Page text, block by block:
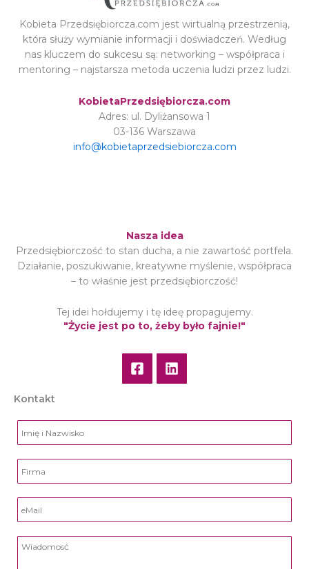
Kobieta Przedsiębiorcza.com jest wirtualną przestrzenią,
która służy wymianie informacji i doświadczeń. Według
nas kluczem do sukcesu są: networking – współpraca i
mentoring – najstarsza metoda uczenia ludzi przez ludzi.
KobietaPrzedsiębiorcza.com
Adres: ul. Dyliżansowa 1
03-136 Warszawa
info@kobietaprzedsiebiorcza.com
Nasza idea
Przedsiębiorczość to stan ducha, a nie zawartość portfela.
Działanie, poszukiwanie, kreatywne myślenie, współpraca
– to właśnie jest przedsiębiorczość!
Tej idei hołdujemy i tę ideę propagujemy.
"Życie jest po to, żeby było fajnie!"
Kontakt